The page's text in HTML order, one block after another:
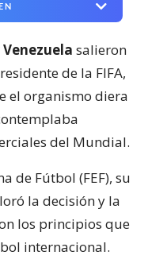
salieron
de la FIFA,
el organismo diera
del Mundial.
de Fútbol (FEF), su
la decisión y la
los principios que
internacional.